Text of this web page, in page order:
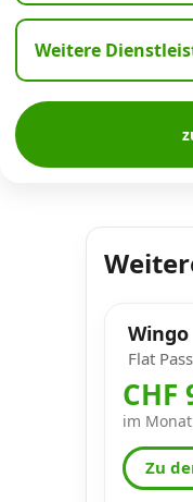
Weitere
Wingo
Flat
CHF
im Monat
Zu